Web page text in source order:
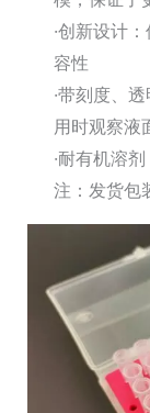
·创新设计
容性
·带刻度、
用时观察液
·耐有机溶
注：发货包